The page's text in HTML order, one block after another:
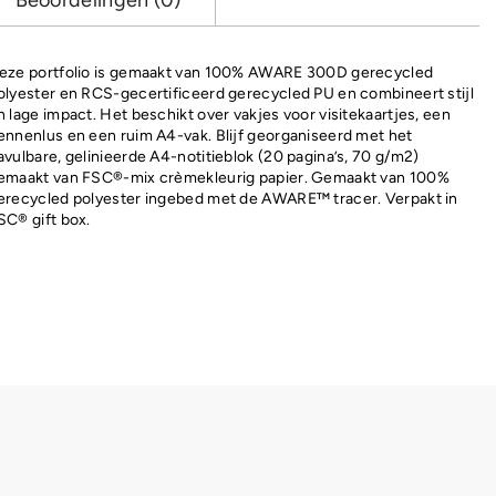
portfolio is gemaakt van 100% AWARE 300D gerecycled
en RCS-gecertificeerd gerecycled PU en combineert stijl
lage impact. Het beschikt over vakjes voor visitekaartjes, een
en een ruim A4-vak. Blijf georganiseerd met het
gelinieerde A4-notitieblok (20 pagina’s, 70 g/m2)
van FSC®-mix crèmekleurig papier. Gemaakt van 100%
polyester ingebed met de AWARE™ tracer. Verpakt in
gift box.